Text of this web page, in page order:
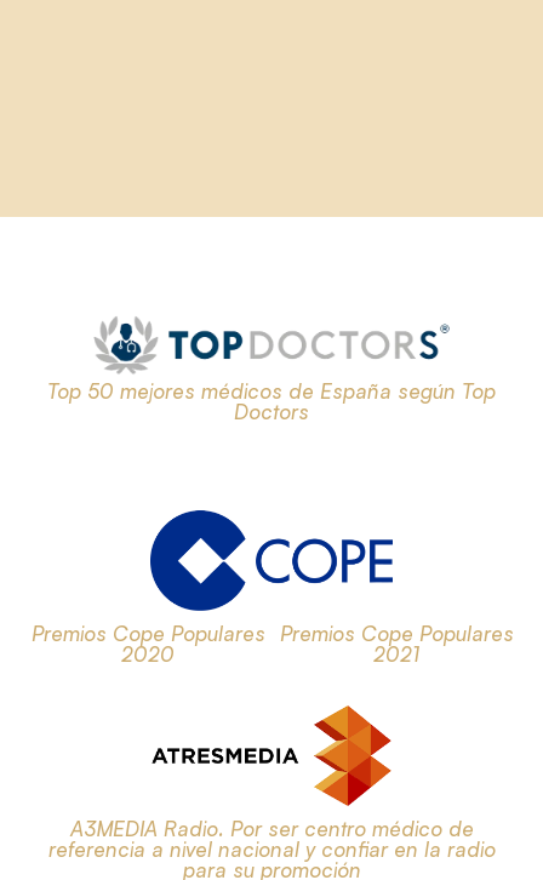
Top 50 mejores médicos de España según Top
Doctors
Premios Cope Populares
2020
Premios Cope Populares
2021
A3MEDIA Radio. Por ser centro médico de
referencia a nivel nacional y confiar en la radio
para su promoción